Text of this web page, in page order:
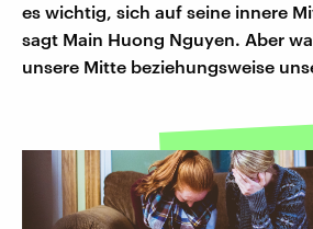
es wichtig, sich auf seine innere
sagt Main Huong Nguyen. Aber
unsere Mitte beziehungsweise